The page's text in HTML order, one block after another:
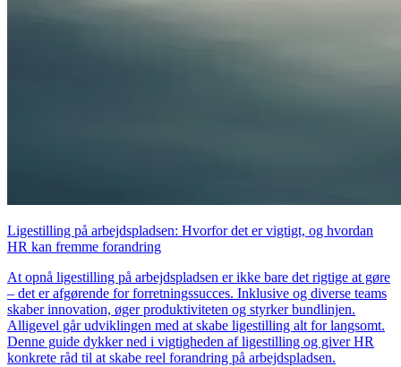
Ligestilling på arbejdspladsen: Hvorfor det er vigtigt, og hvordan
HR kan fremme forandring
At opnå ligestilling på arbejdspladsen er ikke bare det rigtige at gøre
– det er afgørende for forretningssucces. Inklusive og diverse teams
skaber innovation, øger produktiviteten og styrker bundlinjen.
Alligevel går udviklingen med at skabe ligestilling alt for langsomt.
Denne guide dykker ned i vigtigheden af ligestilling og giver HR
konkrete råd til at skabe reel forandring på arbejdspladsen.